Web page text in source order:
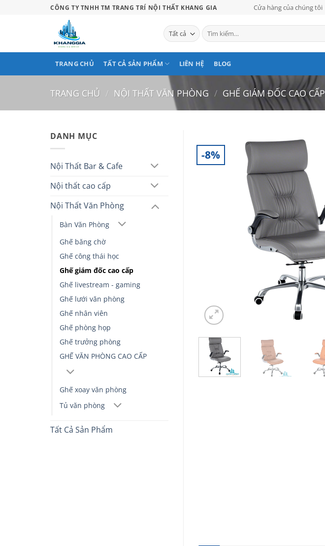
CÔNG TY TNHH TM TRANG TRÍ NỘI THẤT KHANG GIA Cửa hàng của chúng tôi
Tìm
kiếm:
TRANG CHỦ TẤT CẢ SẢN PHẨM LIÊN HỆ BLOG
TRANG CHỦ / NỘI THẤT VĂN PHÒNG / GHẾ GIÁM ĐỐC CAO CẤP
DANH MỤC
Nội Thất Bar & Cafe
Nội thất cao cấp
Nội Thất Văn Phòng
Bàn Văn Phòng
Ghế băng chờ
Ghế công thái học
Ghế giám đốc cao cấp
Ghế livestream - gaming
Ghế lưới văn phòng
Ghế nhân viên
Ghế phòng họp
Ghế trưởng phòng
GHẾ VĂN PHÒNG CAO CẤP
Ghế xoay văn phòng
Tủ văn phòng
Tất Cả Sản Phẩm
-8%